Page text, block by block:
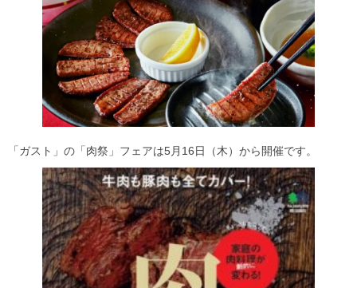
「ガスト」の「肉祭」フェアは5月16日（木）から開催です。